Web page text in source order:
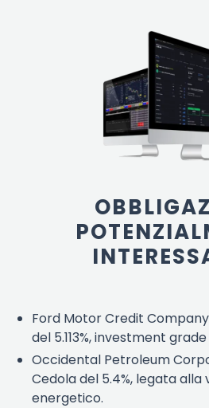
Ford Motor Credit Company
del 5.113%, investment
Occidental Petroleum
Cedola del 5.4%, legata
energetico.